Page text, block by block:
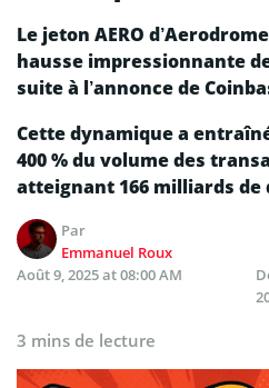
Le jeton AERO
hausse impressionnante
suite à l’annonce de
Cette dynamique a
400 % du volume des
atteignant 166 milliards de
Par
Emmanuel Roux
Août 9, 2025 at 08:00 AM
3 mins de lecture